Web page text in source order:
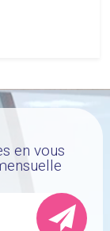
en vous